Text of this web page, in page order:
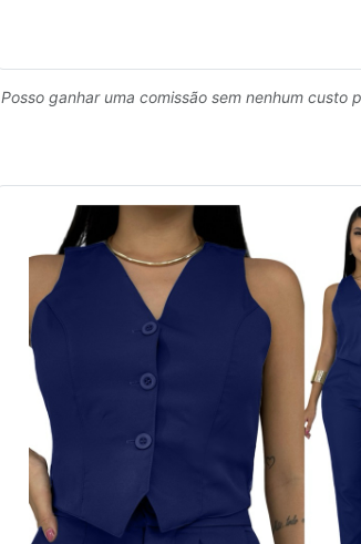
Posso ganhar uma comissão sem nenhum custo